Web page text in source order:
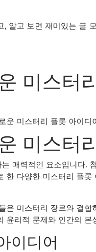
알고 보면 재미있는 글
미스터
미스터
매력적인 요소입니다.
다양한 미스터리 플
미스터리 장르와 결
리적 문제와 인간의 본
이디어